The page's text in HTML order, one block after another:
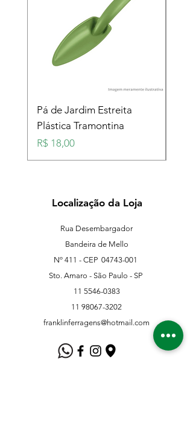
Pá de Jardim Estreita
Plástica Tramontina
Preço
R$ 18,00
Localização da Loja
Rua Desembargador
Bandeira de Mello
Nº 411 - CEP 04743-001
Sto. Amaro - São Paulo - SP
11 5546-0383
11 98067-3202
franklinferragens@hotmail.com